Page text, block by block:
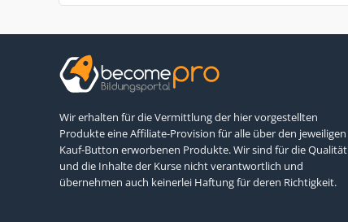
Wir erhalten für die Vermittlung der hier vorgestellten
Produkte eine Affiliate-Provision für alle über den jeweiligen
Kauf-Button erworbenen Produkte. Wir sind für die Qualität
und die Inhalte der Kurse nicht verantwortlich und
übernehmen auch keinerlei Haftung für deren Richtigkeit.